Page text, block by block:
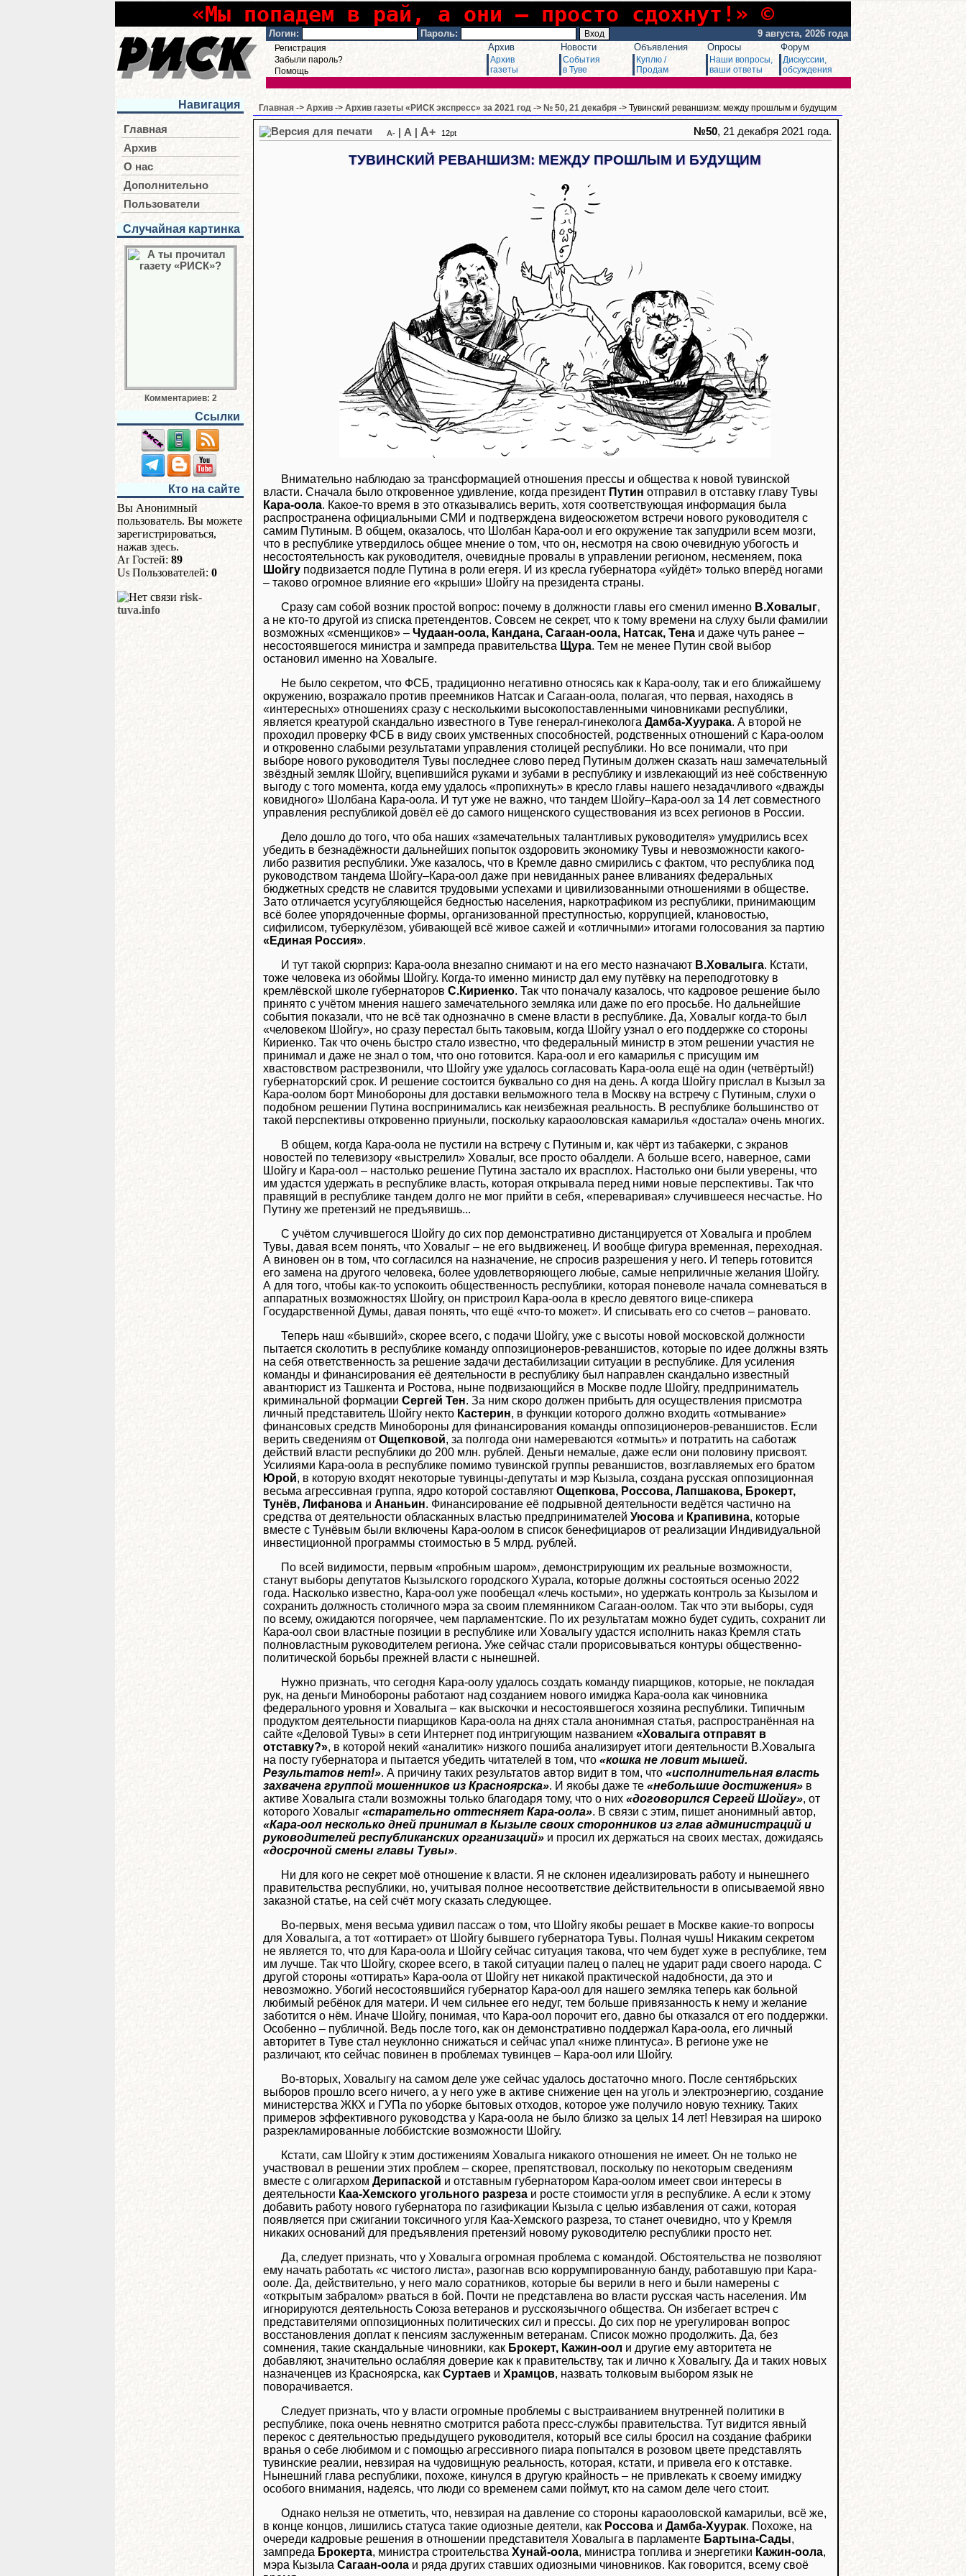
«Мы попадем в рай, а они – просто сдохнут!» ©
Логин: Пароль: 9 августа, 2026 года
Регистрация
Забыли пароль?
Помощь
Архив
Архив
газеты
Новости
События
в Туве
Объявления
Куплю /
Продам
Опросы
Наши вопросы,
ваши ответы
Форум
Дискуссии,
обсуждения
Навигация
Главная
Архив
О нас
Дополнительно
Пользователи
Случайная картинка
Комментариев: 2
Ссылки
Кто на сайте
Вы Анонимный
пользователь. Вы можете
зарегистрироваться,
нажав здесь.
Гостей: 89
Пользователей: 0
risk-
tuva.info
Главная -> Архив -> Архив газеты «РИСК экспресс» за 2021 год -> № 50, 21 декабря -> Тувинский реваншизм: между прошлым и будущим
A- A A+ 12pt №50, 21 декабря 2021 года.
ТУВИНСКИЙ РЕВАНШИЗМ: МЕЖДУ ПРОШЛЫМ И БУДУЩИМ
Внимательно наблюдаю за трансформацией отношения прессы и общества к новой тувинской
власти. Сначала было откровенное удивление, когда президент Путин отправил в отставку главу Тувы
Кара-оола. Какое-то время в это отказывались верить, хотя соответствующая информация была
распространена официальными СМИ и подтверждена видеосюжетом встречи нового руководителя с
самим Путиным. В общем, оказалось, что Шолбан Кара-оол и его окружение так запудрили всем мозги,
что в республике утвердилось общее мнение о том, что он, несмотря на свою очевидную убогость и
несостоятельность как руководителя, очевидные провалы в управлении регионом, несменяем, пока
Шойгу подвизается подле Путина в роли егеря. И из кресла губернатора «уйдёт» только вперёд ногами
– таково огромное влияние его «крыши» Шойгу на президента страны.
Сразу сам собой возник простой вопрос: почему в должности главы его сменил именно В.Ховалыг,
а не кто-то другой из списка претендентов. Совсем не секрет, что к тому времени на слуху были фамилии
возможных «сменщиков» – Чудаан-оола, Кандана, Сагаан-оола, Натсак, Тена и даже чуть ранее –
несостоявшегося министра и зампреда правительства Щура. Тем не менее Путин свой выбор
остановил именно на Ховалыге.
Не было секретом, что ФСБ, традиционно негативно относясь как к Кара-оолу, так и его ближайшему
окружению, возражало против преемников Натсак и Сагаан-оола, полагая, что первая, находясь в
«интересных» отношениях сразу с несколькими высокопоставленными чиновниками республики,
является креатурой скандально известного в Туве генерал-гинеколога Дамба-Хуурака. А второй не
проходил проверку ФСБ в виду своих умственных способностей, родственных отношений с Кара-оолом
и откровенно слабыми результатами управления столицей республики. Но все понимали, что при
выборе нового руководителя Тувы последнее слово перед Путиным должен сказать наш замечательный
звёздный земляк Шойгу, вцепившийся руками и зубами в республику и извлекающий из неё собственную
выгоду с того момента, когда ему удалось «пропихнуть» в кресло главы нашего незадачливого «дважды
ковидного» Шолбана Кара-оола. И тут уже не важно, что тандем Шойгу–Кара-оол за 14 лет совместного
управления республикой довёл её до самого нищенского существования из всех регионов в России.
Дело дошло до того, что оба наших «замечательных талантливых руководителя» умудрились всех
убедить в безнадёжности дальнейших попыток оздоровить экономику Тувы и невозможности какого-
либо развития республики. Уже казалось, что в Кремле давно смирились с фактом, что республика под
руководством тандема Шойгу–Кара-оол даже при невиданных ранее вливаниях федеральных
бюджетных средств не славится трудовыми успехами и цивилизованными отношениями в обществе.
Зато отличается усугубляющейся бедностью населения, наркотрафиком из республики, принимающим
всё более упорядоченные формы, организованной преступностью, коррупцией, клановостью,
сифилисом, туберкулёзом, убивающей всё живое сажей и «отличными» итогами голосования за партию
«Единая Россия».
И тут такой сюрприз: Кара-оола внезапно снимают и на его место назначают В.Ховалыга. Кстати,
тоже человека из обоймы Шойгу. Когда-то именно министр дал ему путёвку на переподготовку в
кремлёвской школе губернаторов С.Кириенко. Так что поначалу казалось, что кадровое решение было
принято с учётом мнения нашего замечательного земляка или даже по его просьбе. Но дальнейшие
события показали, что не всё так однозначно в смене власти в республике. Да, Ховалыг когда-то был
«человеком Шойгу», но сразу перестал быть таковым, когда Шойгу узнал о его поддержке со стороны
Кириенко. Так что очень быстро стало известно, что федеральный министр в этом решении участия не
принимал и даже не знал о том, что оно готовится. Кара-оол и его камарилья с присущим им
хвастовством растрезвонили, что Шойгу уже удалось согласовать Кара-оола ещё на один (четвёртый!)
губернаторский срок. И решение состоится буквально со дня на день. А когда Шойгу прислал в Кызыл за
Кара-оолом борт Минобороны для доставки вельможного тела в Москву на встречу с Путиным, слухи о
подобном решении Путина воспринимались как неизбежная реальность. В республике большинство от
такой перспективы откровенно приуныли, поскольку караооловская камарилья «достала» очень многих.
В общем, когда Кара-оола не пустили на встречу с Путиным и, как чёрт из табакерки, с экранов
новостей по телевизору «выстрелил» Ховалыг, все просто обалдели. А больше всего, наверное, сами
Шойгу и Кара-оол – настолько решение Путина застало их врасплох. Настолько они были уверены, что
им удастся удержать в республике власть, которая открывала перед ними новые перспективы. Так что
правящий в республике тандем долго не мог прийти в себя, «переваривая» случившееся несчастье. Но
Путину же претензий не предъявишь...
С учётом случившегося Шойгу до сих пор демонстративно дистанцируется от Ховалыга и проблем
Тувы, давая всем понять, что Ховалыг – не его выдвиженец. И вообще фигура временная, переходная.
А виновен он в том, что согласился на назначение, не спросив разрешения у него. И теперь готовится
его замена на другого человека, более удовлетворяющего любые, самые неприличные желания Шойгу.
А для того, чтобы как-то успокоить общественность республики, которая поневоле начала сомневаться в
аппаратных возможностях Шойгу, он пристроил Кара-оола в кресло девятого вице-спикера
Государственной Думы, давая понять, что ещё «что-то может». И списывать его со счетов – рановато.
Теперь наш «бывший», скорее всего, с подачи Шойгу, уже с высоты новой московской должности
пытается сколотить в республике команду оппозиционеров-реваншистов, которые по идее должны взять
на себя ответственность за решение задачи дестабилизации ситуации в республике. Для усиления
команды и финансирования её деятельности в республику был направлен скандально известный
авантюрист из Ташкента и Ростова, ныне подвизающийся в Москве подле Шойгу, предприниматель
криминальной формации Сергей Тен. За ним скоро должен прибыть для осуществления присмотра
личный представитель Шойгу некто Кастерин, в функции которого должно входить «отмывание»
финансовых средств Минобороны для финансирования команды оппозиционеров-реваншистов. Если
верить сведениям от Ощепковой, за полгода они намереваются «отмыть» и потратить на саботаж
действий власти республики до 200 млн. рублей. Деньги немалые, даже если они половину присвоят.
Усилиями Кара-оола в республике помимо тувинской группы реваншистов, возглавляемых его братом
Юрой, в которую входят некоторые тувинцы-депутаты и мэр Кызыла, создана русская оппозиционная
весьма агрессивная группа, ядро которой составляют Ощепкова, Россова, Лапшакова, Брокерт,
Тунёв, Лифанова и Ананьин. Финансирование её подрывной деятельности ведётся частично на
средства от деятельности обласканных властью предпринимателей Уюсова и Крапивина, которые
вместе с Тунёвым были включены Кара-оолом в список бенефициаров от реализации Индивидуальной
инвестиционной программы стоимостью в 5 млрд. рублей.
По всей видимости, первым «пробным шаром», демонстрирующим их реальные возможности,
станут выборы депутатов Кызылского городского Хурала, которые должны состояться осенью 2022
года. Насколько известно, Кара-оол уже пообещал «лечь костьми», но удержать контроль за Кызылом и
сохранить должность столичного мэра за своим племянником Сагаан-оолом. Так что эти выборы, судя
по всему, ожидаются погорячее, чем парламентские. По их результатам можно будет судить, сохранит ли
Кара-оол свои властные позиции в республике или Ховалыгу удастся исполнить наказ Кремля стать
полновластным руководителем региона. Уже сейчас стали прорисовываться контуры общественно-
политической борьбы прежней власти с нынешней.
Нужно признать, что сегодня Кара-оолу удалось создать команду пиарщиков, которые, не покладая
рук, на деньги Минобороны работают над созданием нового имиджа Кара-оола как чиновника
федерального уровня и Ховалыга – как выскочки и несостоявшегося хозяина республики. Типичным
продуктом деятельности пиарщиков Кара-оола на днях стала анонимная статья, распространённая на
сайте «Деловой Тувы» в сети Интернет под интригующим названием «Ховалыга отправят в
отставку?», в которой некий «аналитик» низкого пошиба анализирует итоги деятельности В.Ховалыга
на посту губернатора и пытается убедить читателей в том, что «кошка не ловит мышей.
Результатов нет!». А причину таких результатов автор видит в том, что «исполнительная власть
захвачена группой мошенников из Красноярска». И якобы даже те «небольшие достижения» в
активе Ховалыга стали возможны только благодаря тому, что о них «договорился Сергей Шойгу», от
которого Ховалыг «старательно оттесняет Кара-оола». В связи с этим, пишет анонимный автор,
«Кара-оол несколько дней принимал в Кызыле своих сторонников из глав администраций и
руководителей республиканских организаций» и просил их держаться на своих местах, дожидаясь
«досрочной смены главы Тувы».
Ни для кого не секрет моё отношение к власти. Я не склонен идеализировать работу и нынешнего
правительства республики, но, учитывая полное несоответствие действительности в описываемой явно
заказной статье, на сей счёт могу сказать следующее.
Во-первых, меня весьма удивил пассаж о том, что Шойгу якобы решает в Москве какие-то вопросы
для Ховалыга, а тот «оттирает» от Шойгу бывшего губернатора Тувы. Полная чушь! Никаким секретом
не является то, что для Кара-оола и Шойгу сейчас ситуация такова, что чем будет хуже в республике, тем
им лучше. Так что Шойгу, скорее всего, в такой ситуации палец о палец не ударит ради своего народа. С
другой стороны «оттирать» Кара-оола от Шойгу нет никакой практической надобности, да это и
невозможно. Убогий несостоявшийся губернатор Кара-оол для нашего земляка теперь как больной
любимый ребёнок для матери. И чем сильнее его недуг, тем больше привязанность к нему и желание
заботится о нём. Иначе Шойгу, понимая, что Кара-оол порочит его, давно бы отказался от его поддержки.
Особенно – публичной. Ведь после того, как он демонстративно поддержал Кара-оола, его личный
авторитет в Туве стал неуклонно снижаться и сейчас упал «ниже плинтуса». В регионе уже не
различают, кто сейчас повинен в проблемах тувинцев – Кара-оол или Шойгу.
Во-вторых, Ховалыгу на самом деле уже сейчас удалось достаточно много. После сентябрьских
выборов прошло всего ничего, а у него уже в активе снижение цен на уголь и электроэнергию, создание
министерства ЖКХ и ГУПа по уборке бытовых отходов, которое уже получило новую технику. Таких
примеров эффективного руководства у Кара-оола не было близко за целых 14 лет! Невзирая на широко
разрекламированные лоббистские возможности Шойгу.
Кстати, сам Шойгу к этим достижениям Ховалыга никакого отношения не имеет. Он не только не
участвовал в решении этих проблем – скорее, препятствовал, поскольку по некоторым сведениям
вместе с олигархом Дерипаской и отставным губернатором Кара-оолом имеет свои интересы в
деятельности Каа-Хемского угольного разреза и росте стоимости угля в республике. А если к этому
добавить работу нового губернатора по газификации Кызыла с целью избавления от сажи, которая
появляется при сжигании токсичного угля Каа-Хемского разреза, то станет очевидно, что у Кремля
никаких оснований для предъявления претензий новому руководителю республики просто нет.
Да, следует признать, что у Ховалыга огромная проблема с командой. Обстоятельства не позволяют
ему начать работать «с чистого листа», разогнав всю коррумпированную банду, работавшую при Кара-
ооле. Да, действительно, у него мало соратников, которые бы верили в него и были намерены с
«открытым забралом» рваться в бой. Почти не представлена во власти русская часть населения. Им
игнорируются деятельность Союза ветеранов и русскоязычного общества. Он избегает встреч с
представителями оппозиционных политических сил и прессы. До сих пор не урегулирован вопрос
восстановления доплат к пенсиям заслуженным ветеранам. Список можно продолжить. Да, без
сомнения, такие скандальные чиновники, как Брокерт, Кажин-оол и другие ему авторитета не
добавляют, значительно ослабляя доверие как к правительству, так и лично к Ховалыгу. Да и таких новых
назначенцев из Красноярска, как Суртаев и Храмцов, назвать толковым выбором язык не
поворачивается.
Следует признать, что у власти огромные проблемы с выстраиванием внутренней политики в
республике, пока очень невнятно смотрится работа пресс-службы правительства. Тут видится явный
перекос с деятельностью предыдущего руководителя, который все силы бросил на создание фабрики
вранья о себе любимом и с помощью агрессивного пиара попытался в розовом цвете представлять
тувинские реалии, невзирая на чудовищную реальность, которая, кстати, и привела его к отставке.
Нынешний глава республики, похоже, кинулся в другую крайность – не привлекать к своему имиджу
особого внимания, надеясь, что люди со временем сами поймут, кто на самом деле чего стоит.
Однако нельзя не отметить, что, невзирая на давление со стороны караооловской камарильи, всё же,
в конце концов, лишились статуса такие одиозные деятели, как Россова и Дамба-Хуурак. Похоже, на
очереди кадровые решения в отношении представителя Ховалыга в парламенте Бартына-Сады,
зампреда Брокерта, министра строительства Хунай-оола, министра топлива и энергетики Кажин-оола,
мэра Кызыла Сагаан-оола и ряда других ставших одиозными чиновников. Как говорится, всему своё